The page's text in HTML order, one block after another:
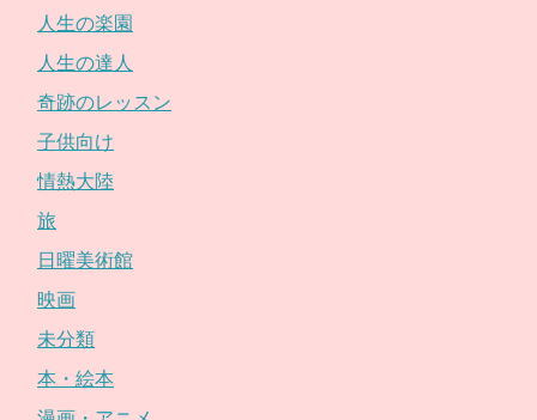
人生の楽園
人生の達人
奇跡のレッスン
子供向け
情熱大陸
旅
日曜美術館
映画
未分類
本・絵本